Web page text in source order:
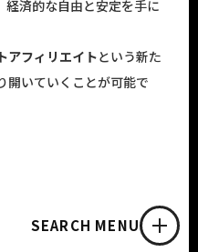
経済的な自由と安定を手に
アフィリエイトという新た
開いていくことが可能で
SEARCH MENU